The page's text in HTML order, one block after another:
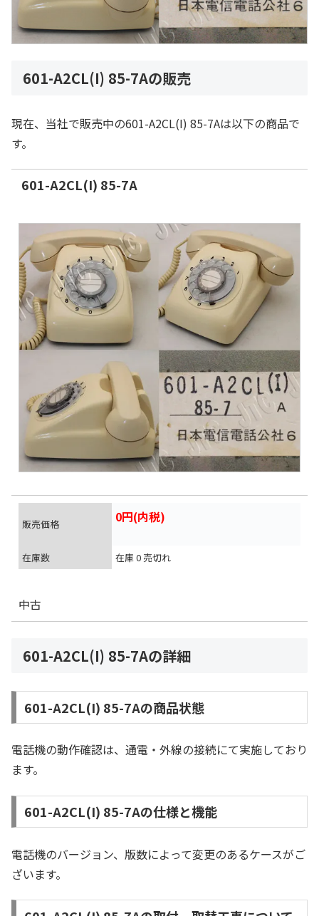
601-A2CL(I) 85-7Aの販売
現在、当社で販売中の601-A2CL(I) 85-7Aは以下の商品で
す。
601-A2CL(I) 85-7A
販売価格 0円(内税)
在庫数 在庫 0 売切れ
中古
601-A2CL(I) 85-7Aの詳細
601-A2CL(I) 85-7Aの商品状態
電話機の動作確認は、通電・外線の接続にて実施しており
ます。
601-A2CL(I) 85-7Aの仕様と機能
電話機のバージョン、版数によって変更のあるケースがご
ざいます。